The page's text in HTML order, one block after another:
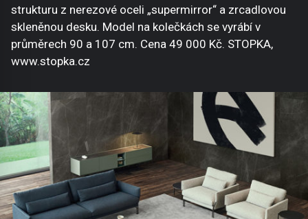
strukturu z nerezové oceli „supermirror“ a zrcadlovou
skleněnou desku. Model na kolečkách se vyrábí v
průměrech 90 a 107 cm. Cena 49 000 Kč. STOPKA,
www.stopka.cz